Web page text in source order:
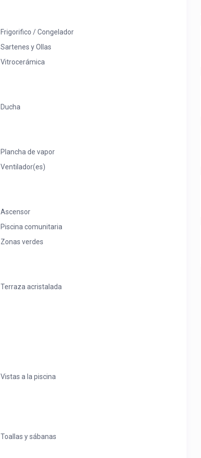
Frigorifico / Congelador
Sartenes y Ollas
Vitrocerámica
Ducha
Plancha de vapor
Ventilador(es)
Ascensor
Piscina comunitaria
Zonas verdes
Terraza acristalada
Vistas a la piscina
Toallas y sábanas